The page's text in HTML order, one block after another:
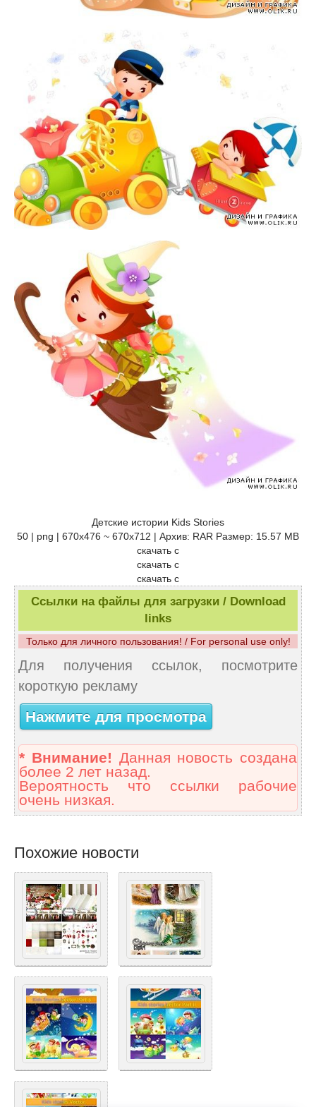
Детские истории Kids Stories
50 | png | 670x476 ~ 670x712 | Архив: RAR Размер: 15.57 MB
скачать с
скачать с
скачать с
Ссылки на файлы для загрузки / Download
links
Только для личного пользования! / For personal use only!
Для получения ссылок, посмотрите
короткую рекламу
Нажмите для просмотра
* Внимание! Данная новость создана
более 2 лет назад.
Вероятность что ссылки рабочие
очень низкая.
Похожие новости